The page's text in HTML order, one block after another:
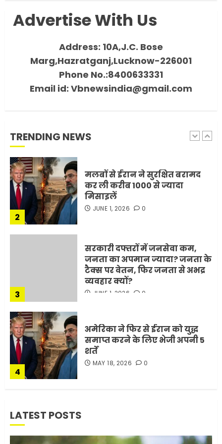
Advertise With Us
Address: 10A,J.C. Bose
Marg,Hazratganj,Lucknow-226001
Phone No.:8400633331
Email id: Vbnewsindia@gmail.com
TRENDING NEWS
भारत-अमेरिका व्यापार समझौता
FEBRUARY 3, 2026 0
1
मोबाइल की लत: एक खामोश
2
मलबों से ईरान ने सुरक्षित बरामद
कर ली करीब 1000 से ज्यादा
मिसाइलें
JUNE 1, 2026 0
3
सरकारी दफ्तरों में जनसेवा कम,
जनता का अपमान ज्यादा? जनता के
टैक्स पर वेतन, फिर जनता से अभद्र
व्यवहार क्यों?
JUNE 1, 2026 0
4
अमेरिका ने फिर से ईरान को युद्ध
समाप्त करने के लिए भेजी अपनी 5
शर्तें
MAY 18, 2026 0
FEBRUARY 3, 2026 0
LATEST POSTS